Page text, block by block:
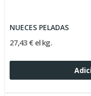
NUECES PELADAS
27,43 € el kg.